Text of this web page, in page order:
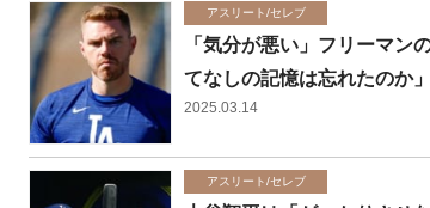
アスリート/セレブ
「気分が悪い」フリーマン
てなしの記憶は忘れたのか」
2025.03.14
アスリート/セレブ